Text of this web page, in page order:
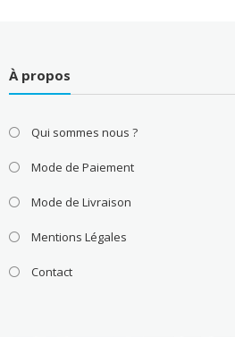
À propos
Qui sommes nous ?
Mode de Paiement
Mode de Livraison
Mentions Légales
Contact